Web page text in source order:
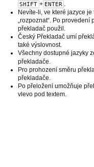
SHIFT + ENTER .
Nevíte-li, ve které jazyce
„rozpoznat“. Po provedení
překladač použil.
Český Překladač umí
také výslovnost.
Všechny dostupné jazyky
překladače.
Pro prohození směru
překladače.
Po přeložení umožňuje
vlevo pod textem.